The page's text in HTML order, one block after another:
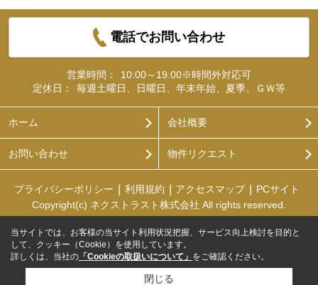
電話でお問い合わせ
営業時間：
10:00～19:00※時間外対応可
定休日：
毎週土曜日、日曜日、年末年始、夏季、ＧＷ等
ホーム 会社概要
お問い合わせ 物件リクエスト
プライバシーポリシー 利用規約 アクセスマップ
PCサイト
Copyright(c) ネクストラスト株式会社 All rights reserved.
当サイトでは、お客様の当サイト利用状況把握、サービス向上検討を目的と
して、クッキー（Cookie）を使用しています。
詳しくは、当社の 「Cookieの取扱いについて」 をご確認ください。
閉じる